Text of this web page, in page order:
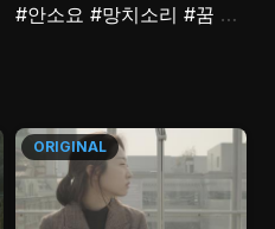
#임무 #무도
#안소요 #망치소리 #꿈 #절단
ORIGINAL